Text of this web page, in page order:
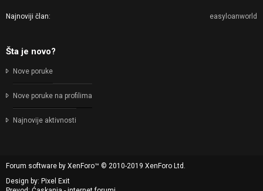
Najnoviji član easyloanworld
Šta je novo?
Nove poruke
Nove poruke na profilima
Najnovije aktivnosti
Forum software by XenForo™ © 2010-2019 XenForo Ltd.
Design by: Pixel Exit